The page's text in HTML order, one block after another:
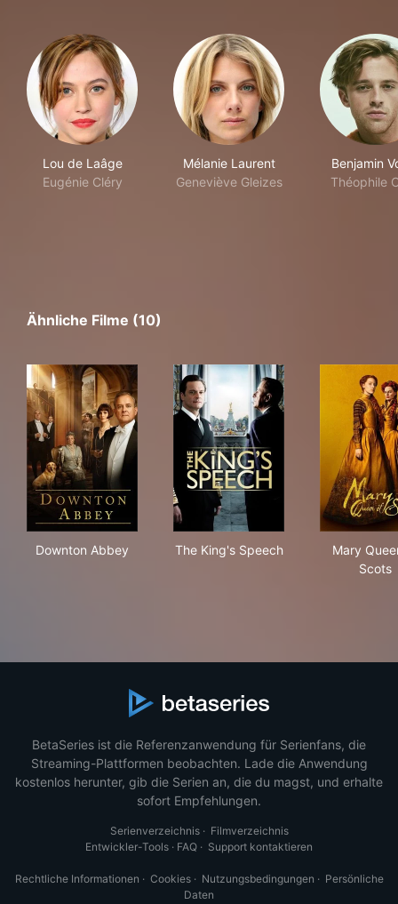
Lou de Laâge
Eugénie Cléry
Mélanie Laurent
Geneviève Gleizes
Benjamin
Théophile
Ähnliche Filme (10)
Downton Abbey The King's Speech
Mary
Scots
BetaSeries ist die Referenzanwendung für Serienfans, die
Streaming-Plattformen beobachten. Lade die Anwendung
kostenlos herunter, gib die Serien an, die du magst, und erhalte
sofort Empfehlungen.
Serienverzeichnis· Filmverzeichnis
Entwickler-Tools · FAQ · Support kontaktieren
Rechtliche Informationen · Cookies· Nutzungsbedingungen · Persönliche
Daten